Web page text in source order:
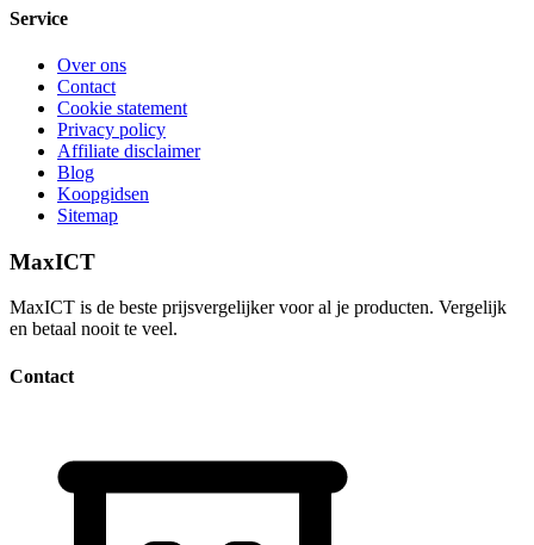
Service
Over ons
Contact
Cookie statement
Privacy policy
Affiliate disclaimer
Blog
Koopgidsen
Sitemap
MaxICT
MaxICT is de beste prijsvergelijker voor al je producten. Vergelijk
en betaal nooit te veel.
Contact